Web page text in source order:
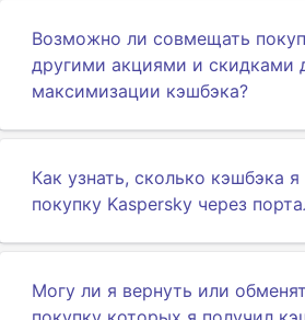
Возможно ли совмещать
другими акциями и скидками
максимизации кэшбэка?
Как узнать, сколько кэшбэка я
покупку Kaspersky через
Могу ли я вернуть или